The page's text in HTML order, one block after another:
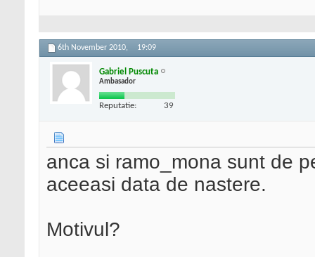
6th November 2010, 19:09
Gabriel Puscuta
Ambasador
Reputatie: 39
anca si ramo_mona sunt de
aceeasi data de nastere.
Motivul?